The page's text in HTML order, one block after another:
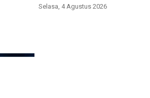
Selasa, 4 Agustus 2026